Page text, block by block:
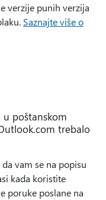
verzije punih verzija
Saznajte više o
poštanskom
trebalo
vam se na popisu
kada koristite
poruke poslane na